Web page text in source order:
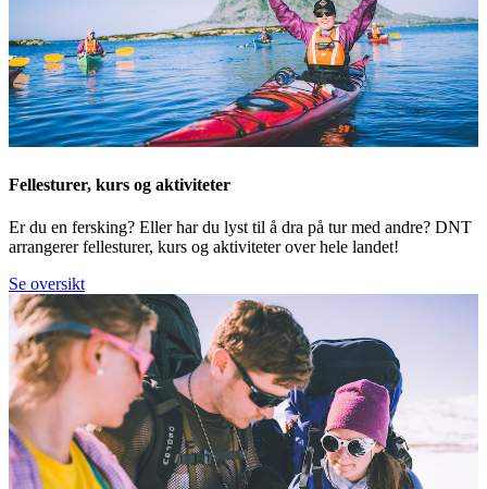
Fellesturer, kurs og aktiviteter
Er du en fersking? Eller har du lyst til å dra på tur med andre? DNT
arrangerer fellesturer, kurs og aktiviteter over hele landet!
Se oversikt